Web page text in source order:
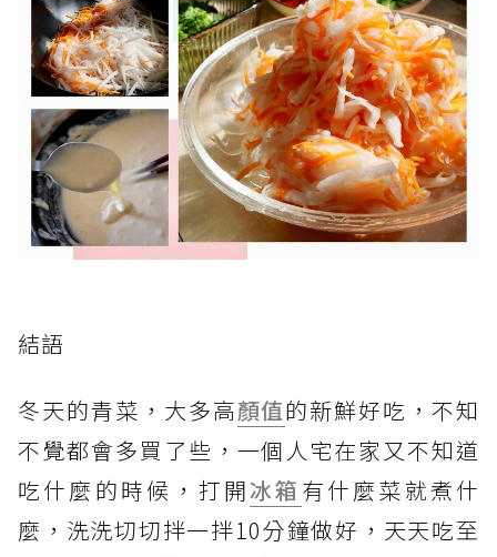
結語
冬天的青菜，大多高顏值的新鮮好吃，不知
不覺都會多買了些，一個人宅在家又不知道
吃什麼的時候，打開冰箱 有什麼菜就煮什
麼，洗洗切切拌一拌10分鐘做好，天天吃至